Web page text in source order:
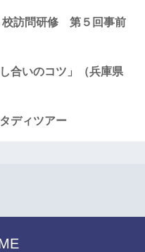
校訪問研修 第５回事前
合いのコツ」（兵庫県
ディツアー